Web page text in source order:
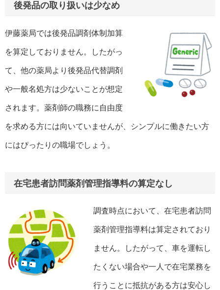
後発品の取り扱いは少なめ
伊藤薬局では後発品調剤体制加算
を算定しておりません。したがっ
て、他の薬局より後発品代替調剤
や一般名処方は少ないことが想定
されます。薬剤師の職務に自由度
を求める方には向いていませんが、シンプルに働きたい方
にはぴったりの職場でしょう。
在宅患者訪問薬剤管理指導料の算定なし
調査時点において、在宅患者訪問
薬剤管理指導料は算定されており
ません。したがって、車を運転し
たくない場合や一人で在宅業務を
行うことに抵抗がある方は安心し